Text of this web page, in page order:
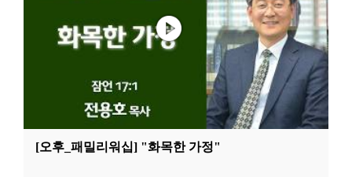
[오후_패밀리워십] "화목한 가정"